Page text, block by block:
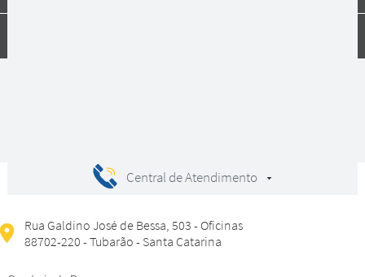
Central de Atendimento
Rua Galdino José de Bessa, 503 - Oficinas
88702-220 - Tubarão - Santa Catarina